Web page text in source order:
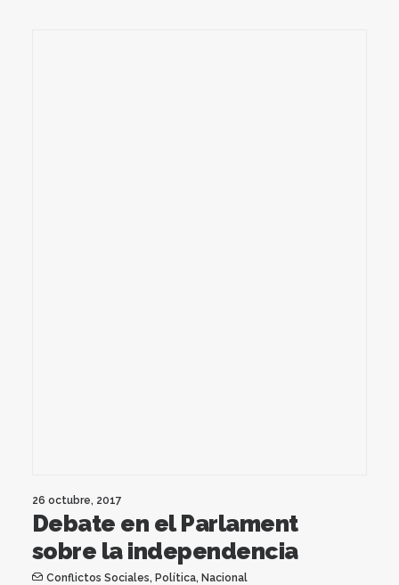
26 octubre, 2017
Debate en el Parlament
sobre la independencia
Conflictos Sociales, Política, Nacional